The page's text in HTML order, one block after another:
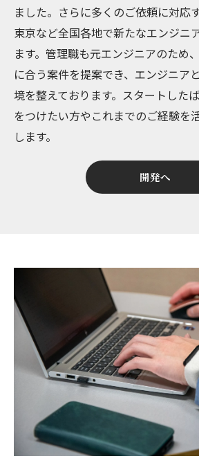
ました。さらに多くのご依頼に対応
東京など全国各地で新たなエンジニ
ます。管理職も元エンジニアのため
に合う案件を提案でき、エンジニア
境を整えております。スタートした
をつけたい方やこれまでのご経験を
します。
開発へ